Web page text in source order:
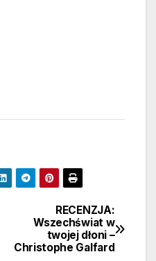
RECENZJA:
Wszechświat w
twojej dłoni –
Christophe Galfard